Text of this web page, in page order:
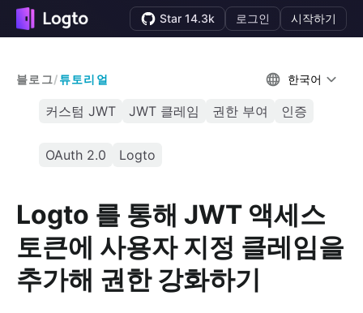
Star 14.3k 로그인 시작하기
블로그/튜토리얼 한국어
커스텀 JWT JWT 클레임 권한 부여 인증
OAuth 2.0 Logto
Logto 를 통해 JWT 액세스
토큰에 사용자 지정 클레임을
추가해 권한 강화하기